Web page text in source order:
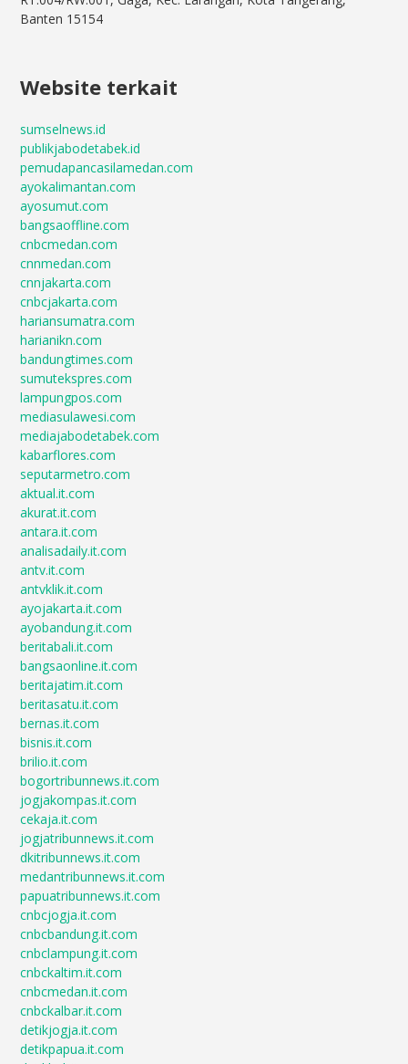
Banten 15154
Website terkait
sumselnews.id
publikjabodetabek.id
pemudapancasilamedan.com
ayokalimantan.com
ayosumut.com
bangsaoffline.com
cnbcmedan.com
cnnmedan.com
cnnjakarta.com
cnbcjakarta.com
hariansumatra.com
harianikn.com
bandungtimes.com
sumutekspres.com
lampungpos.com
mediasulawesi.com
mediajabodetabek.com
kabarflores.com
seputarmetro.com
aktual.it.com
akurat.it.com
antara.it.com
analisadaily.it.com
antv.it.com
antvklik.it.com
ayojakarta.it.com
ayobandung.it.com
beritabali.it.com
bangsaonline.it.com
beritajatim.it.com
beritasatu.it.com
bernas.it.com
bisnis.it.com
brilio.it.com
bogortribunnews.it.com
jogjakompas.it.com
cekaja.it.com
jogjatribunnews.it.com
dkitribunnews.it.com
medantribunnews.it.com
papuatribunnews.it.com
cnbcjogja.it.com
cnbcbandung.it.com
cnbclampung.it.com
cnbckaltim.it.com
cnbcmedan.it.com
cnbckalbar.it.com
detikjogja.it.com
detikpapua.it.com